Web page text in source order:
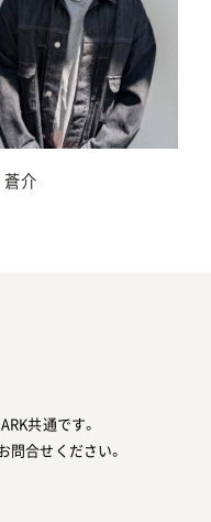
蒼介
共通です。
合せください。